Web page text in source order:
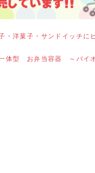
・洋菓子・サンドイッチに
体型 お弁当容器 ～バイ